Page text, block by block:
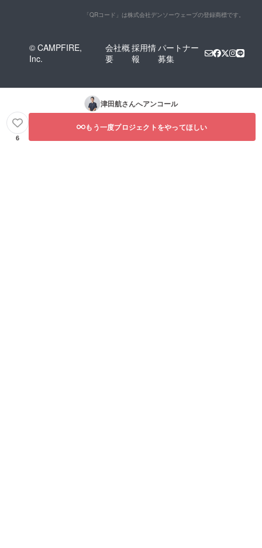
「QRコード」は株式会社デンソーウェーブの登録商標です。
© CAMPFIRE,
Inc.
会社概
要
採用情
報
パートナー
募集
津田航さんへアンコール
6
もう一度プロジェクトをやってほしい